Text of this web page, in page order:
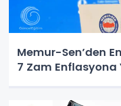
Memur-Sen’den
7 Zam Enflasyona